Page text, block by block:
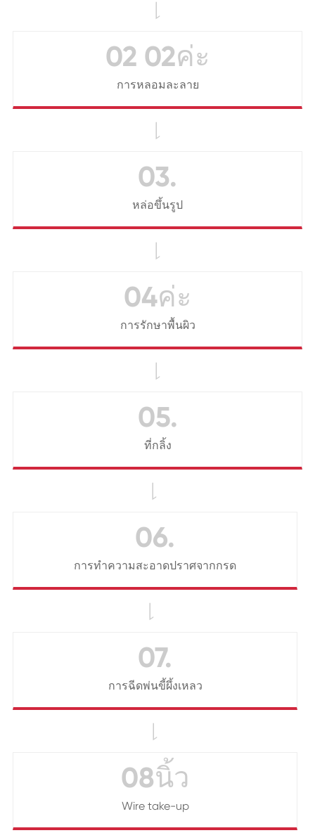

02 02ค่ะ
การหลอมละลาย

03.
หล่อขึ้นรูป

04ค่ะ
การรักษาพื้นผิว

05.
ที่กลิ้ง

06.
การทำความสะอาดปราศจากกรด

07.
การฉีดพ่นขี้ผึ้งเหลว

08นิ้ว
Wire take-up